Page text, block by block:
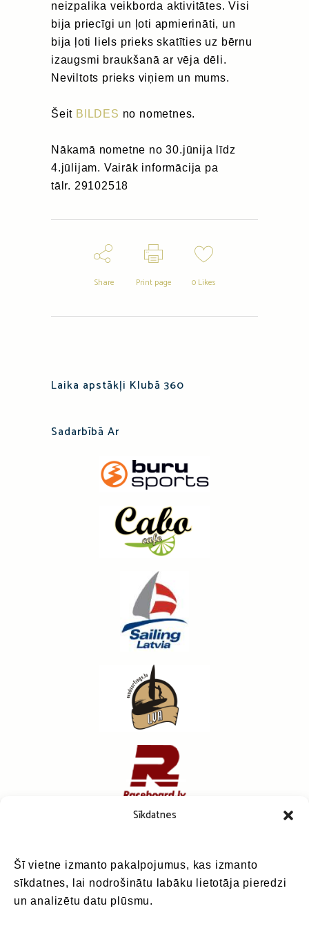
Sīkdatnes
Šī vietne izmanto pakalpojumus, kas izmanto
sīkdatnes, lai nodrošinātu labāku lietotāja pieredzi
un analizētu datu plūsmu.
neizpalika veikborda aktivitātes. Visi
bija priecīgi un ļoti apmierināti, un
bija ļoti liels prieks skatīties uz bērnu
izaugsmi braukšanā ar vēja dēli.
Neviltots prieks viņiem un mums.
Šeit BILDES no nometnes.
Nākamā nometne no 30.jūnija līdz
4.jūlijam. Vairāk informācija pa
tālr. 29102518
Share Print page 0Likes
Laika apstākļi Klubā 360
Sadarbībā Ar